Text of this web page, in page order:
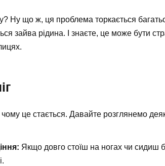
Ну що ж, ця проблема торкається
зайва рідина. І знаєте, це може бути
це стається. Давайте розглянемо
Якщо довго стоїш на ногах чи сидиш